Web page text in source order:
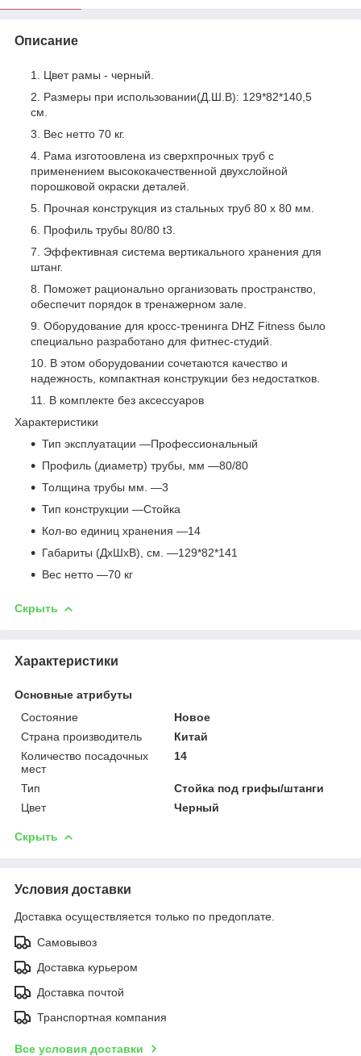
Описание
Цвет рамы - черный.
Размеры при использовании(Д.Ш.B): 129*82*140,5
см.
Вес нетто 70 кг.
Рама изготоовлена из сверхпрочных труб с
применением высококачественной двухслойной
порошковой окраски деталей.
Прочная конструкция из стальных труб 80 x 80 мм.
Профиль трубы 80/80 t3.
Эффективная система вертикального хранения для
штанг.
Поможет рационально организовать пространство,
обеспечит порядок в тренажерном зале.
Оборудование для кросс-тренинга DHZ Fitness было
специально разработано для фитнес-студий.
В этом оборудовании сочетаются качество и
надежность, компактная конструкции без недостатков.
В комплекте без аксессуаров
Характеристики
Тип эксплуатации —Профессиональный
Профиль (диаметр) трубы, мм —80/80
Толщина трубы мм. —3
Тип конструкции —Стойка
Кол-во единиц хранения —14
Габариты (ДхШхВ), см. —129*82*141
Вес нетто —70 кг
Скрыть
Характеристики
Основные атрибуты
Состояние
Новое
Страна производитель
Китай
Количество посадочных
мест
14
Тип
Стойка под грифы/штанги
Цвет
Черный
Скрыть
Условия доставки
Доставка осуществляется только по предоплате.
Самовывоз
Доставка курьером
Доставка почтой
Транспортная компания
Все условия доставки